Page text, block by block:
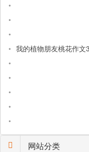
•
•
•
• 我的植物朋友桃花作文
•
•
•
•
•
网站分类